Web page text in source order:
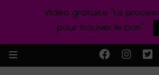
Vidéo gratuite "Le
pour trouver le bon"